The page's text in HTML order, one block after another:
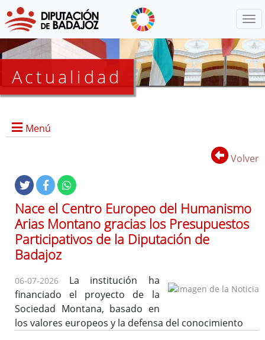
Actualidad
Menú
Noticias
Lista
de
distribución
Volver
Nace el Centro Europeo del Humanismo
Arias Montano gracias los Presupuestos
Participativos de la Diputación de
Badajoz
06-07-2026 La institución ha
financiado el proyecto de la
Sociedad Montana, basado en
los valores europeos y la defensa del conocimiento